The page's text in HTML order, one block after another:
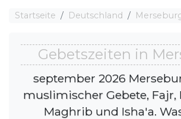
Startseite Deutschland
Gebetszeiten in
september 2026
muslimischer Gebete, Fajr,
Maghrib und Isha'a.